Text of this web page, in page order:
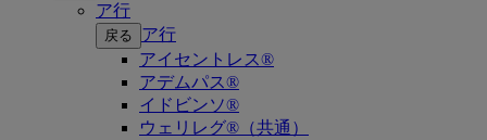
ア行
戻る
ア行
アイセントレス®
アデムパス®
イドビンソ®
ウェリレグ®（共通）